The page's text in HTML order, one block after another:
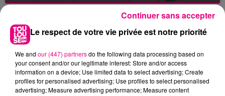
Le respect de votre vie privée est notre priorité
We and our (447) partnersdo the following data processing based on
your consent and/or our legitimate interest: Store and/or access
information on a device; Use limited data to select advertising; Create
profiles for personalised advertising; Use profiles to select personalised
advertising; Measure advertising performance; Measure content
Continuer sans accepter